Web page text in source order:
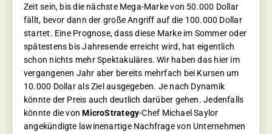
Zeit sein, bis die nächste Mega-Marke von 50.000 Dollar
fällt, bevor dann der große Angriff auf die 100.000 Dollar
startet. Eine Prognose, dass diese Marke im Sommer oder
spätestens bis Jahresende erreicht wird, hat eigentlich
schon nichts mehr Spektakuläres. Wir haben das hier im
vergangenen Jahr aber bereits mehrfach bei Kursen um
10.000 Dollar als Ziel ausgegeben. Je nach Dynamik
könnte der Preis auch deutlich darüber gehen. Jedenfalls
könnte die vonMicroStrategy-Chef Michael Saylor
angekündigte lawinenartige Nachfrage von Unternehmen